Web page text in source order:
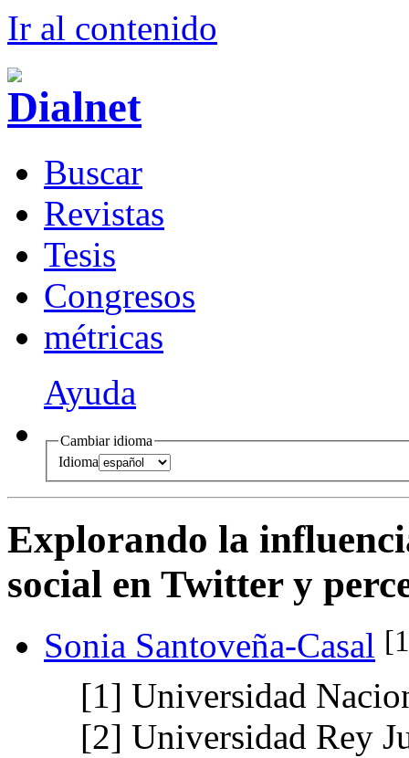
Ir al contenido
Buscar
Revistas
Tesis
Congresos
métricas
Ayuda
Cambiar idioma
Idioma
Explorando la
social en Twitter y
Sonia Santoveña-Casal
[1] Universidad
[2] Universidad Rey